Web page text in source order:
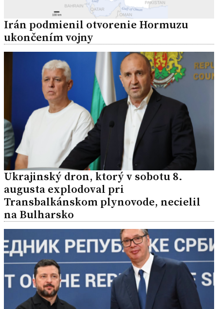
Irán podmienil otvorenie Hormuzu
ukončením vojny
Ukrajinský dron, ktorý v sobotu 8.
augusta explodoval pri
Transbalkánskom plynovode, necielil
na Bulharsko